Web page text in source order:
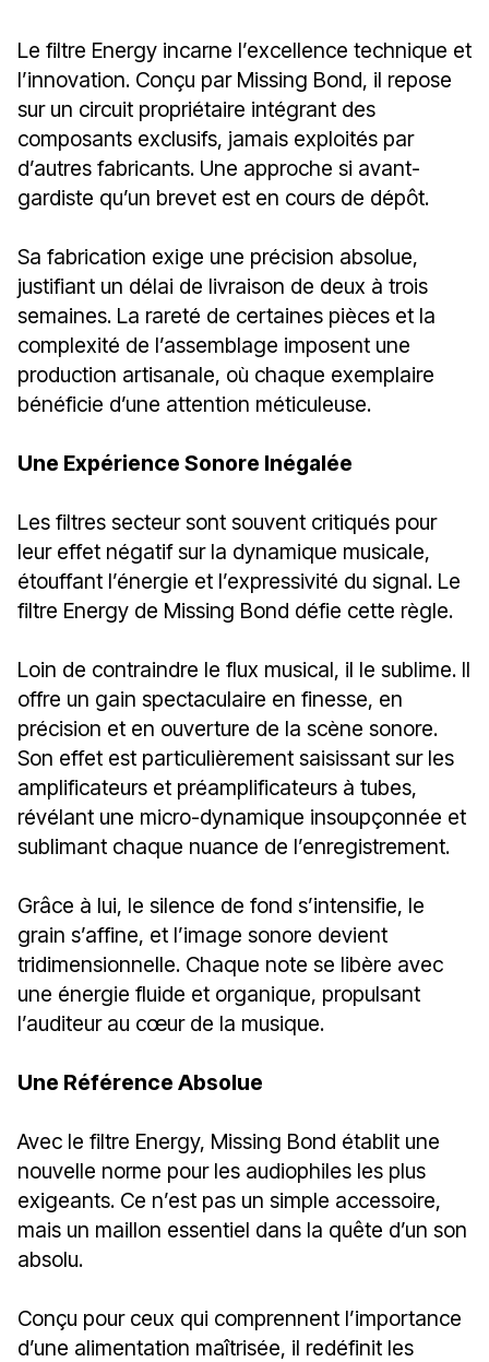
Le filtre Energy incarne l’excellence technique et
l’innovation. Conçu par Missing Bond, il repose
sur un circuit propriétaire intégrant des
composants exclusifs, jamais exploités par
d’autres fabricants. Une approche si avant-
gardiste qu’un brevet est en cours de dépôt.
Sa fabrication exige une précision absolue,
justifiant un délai de livraison de deux à trois
semaines. La rareté de certaines pièces et la
complexité de l’assemblage imposent une
production artisanale, où chaque exemplaire
bénéficie d’une attention méticuleuse.
Une Expérience Sonore Inégalée
Les filtres secteur sont souvent critiqués pour
leur effet négatif sur la dynamique musicale,
étouffant l’énergie et l’expressivité du signal. Le
filtre Energy de Missing Bond défie cette règle.
Loin de contraindre le flux musical, il le sublime. Il
offre un gain spectaculaire en finesse, en
précision et en ouverture de la scène sonore.
Son effet est particulièrement saisissant sur les
amplificateurs et préamplificateurs à tubes,
révélant une micro-dynamique insoupçonnée et
sublimant chaque nuance de l’enregistrement.
Grâce à lui, le silence de fond s’intensifie, le
grain s’affine, et l’image sonore devient
tridimensionnelle. Chaque note se libère avec
une énergie fluide et organique, propulsant
l’auditeur au cœur de la musique.
Une Référence Absolue
Avec le filtre Energy, Missing Bond établit une
nouvelle norme pour les audiophiles les plus
exigeants. Ce n’est pas un simple accessoire,
mais un maillon essentiel dans la quête d’un son
absolu.
Conçu pour ceux qui comprennent l’importance
d’une alimentation maîtrisée, il redéfinit les